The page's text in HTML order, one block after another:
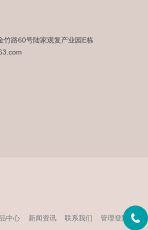
竹路60号陆家观复产业园E栋
中心 新闻资讯 联系我们 管理登陆